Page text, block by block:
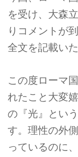
を受け、大森
りコメントが
全文を記載いた
この度ローマ
れたこと大変
の『光』とい
す。理性の外
っているのに